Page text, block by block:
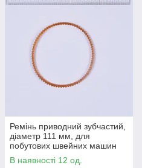
Ремінь приводний зубчастий,
діаметр 111 мм, для
побутових швейних машин
(56111.004)
В наявності 12 од.